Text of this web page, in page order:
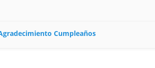
Cumpleaños